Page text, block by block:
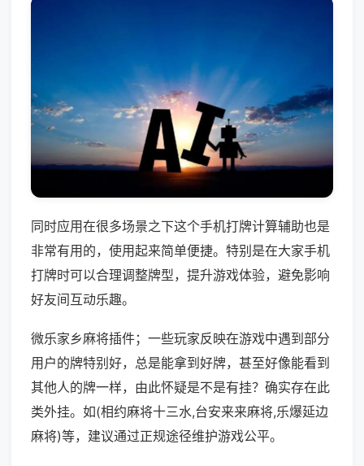
同时应用在很多场景之下这个手机打牌计算辅助也是
非常有用的，使用起来简单便捷。特别是在大家手机
打牌时可以合理调整牌型，提升游戏体验，避免影响
好友间互动乐趣。
微乐家乡麻将插件；一些玩家反映在游戏中遇到部分
用户的牌特别好，总是能拿到好牌，甚至好像能看到
其他人的牌一样，由此怀疑是不是有挂？确实存在此
类外挂。如(相约麻将十三水,台安来来麻将,乐爆延边
麻将)等，建议通过正规途径维护游戏公平。